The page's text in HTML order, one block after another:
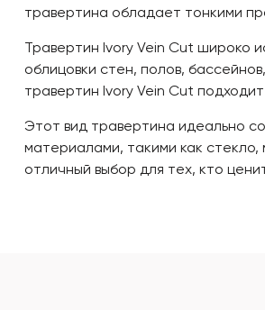
травертина обладает тонкими
Травертин Ivory Vein Cut широко
облицовки стен, полов,
травертин Ivory Vein Cut
Этот вид травертина идеально
материалами, такими как
отличный выбор для тех, кто